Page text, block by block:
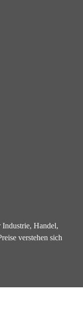
Handel,
verstehen sich